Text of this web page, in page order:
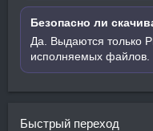
Безопасно ли
Да. Выдаются только
исполняемых файлов.
Быстрый переход